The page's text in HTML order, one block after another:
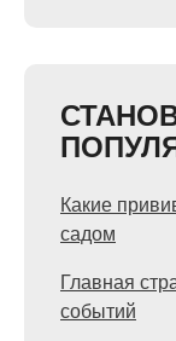
Какие
садом
Главная
событий